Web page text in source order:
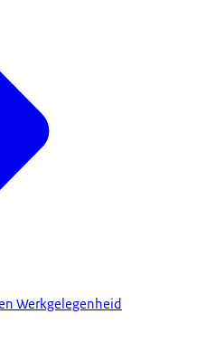
Werkgelegenheid